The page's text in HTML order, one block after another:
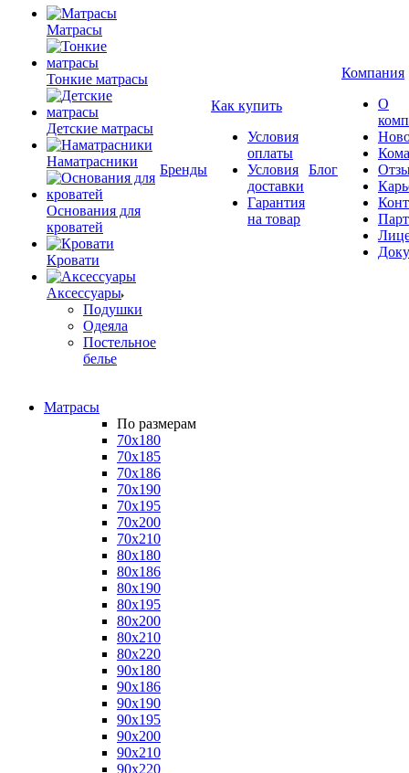
Матрасы
Тонкие матрасы
Детские матрасы
Наматрасники
Основания для
кроватей
Кровати
Аксессуары
Подушки
Одеяла
Постельное
белье
Бренды
Как купить
Условия
оплаты
Условия
доставки
Гарантия
на товар
Блог
Компания
О
Матрасы
По размерам
70x180
70x185
70x186
70x190
70x195
70x200
70x210
80x180
80x186
80x190
80x195
80x200
80x210
80x220
90x180
90x186
90x190
90x195
90x200
90x210
90x220